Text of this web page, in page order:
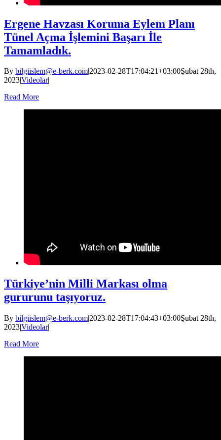
Ergene Havzası Koruma Eylem Planı
Tünel Açma İşlemini Başarı İle
Tamamladık.
By bilgiislem@e-berk.com|2023-02-28T17:04:21+03:00Şubat 28th,
2023|Videolar|
Read More
Türkiye’nin Milli Markası olma
gururunu taşıyoruz.
By bilgiislem@e-berk.com|2023-02-28T17:04:43+03:00Şubat 28th,
2023|Videolar|
Read More